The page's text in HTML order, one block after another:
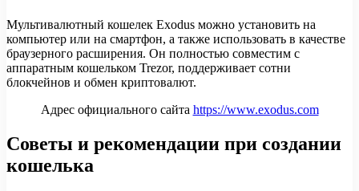
Мультивалютный кошелек Exodus можно установить на
компьютер или на смартфон, а также использовать в качестве
браузерного расширения. Он полностью совместим с
аппаратным кошельком Trezor, поддерживает сотни
блокчейнов и обмен криптовалют.
Адрес официального сайта https://www.exodus.com
Советы и рекомендации при создании
кошелька